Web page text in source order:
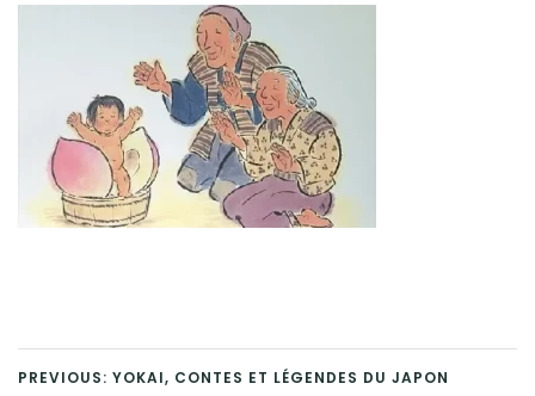
PREVIOUS: YOKAI, CONTES ET LÉGENDES DU JAPON